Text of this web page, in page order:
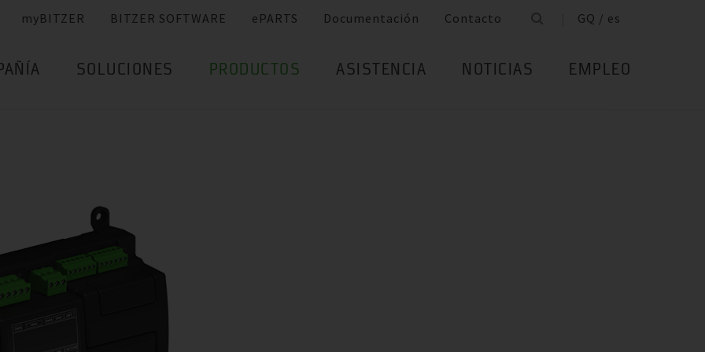
myBITZER BITZER SOFTWARE ePARTS Documentación Contacto GQ / es
SOLUCIONES PRODUCTOS ASISTENCIA NOTICIAS EMPLEO